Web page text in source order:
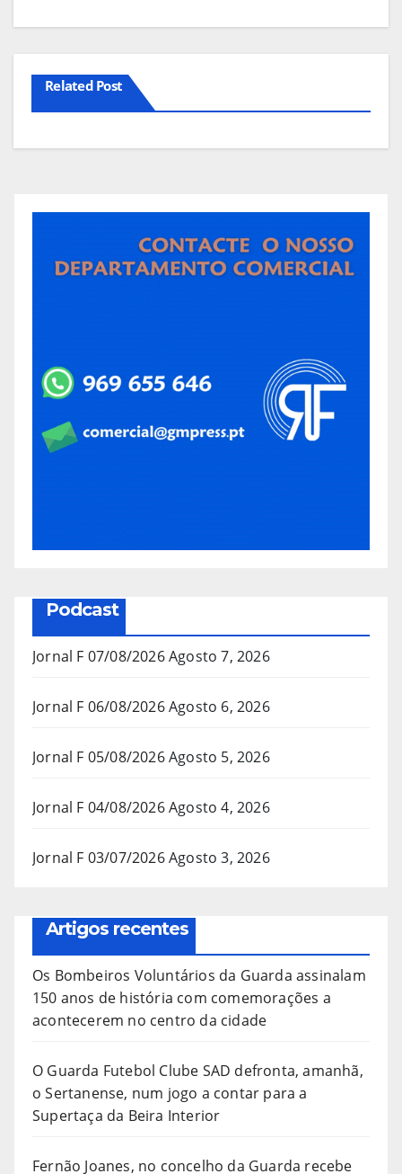
Related Post
Podcast
Jornal F 07/08/2026Agosto 7, 2026
Jornal F 06/08/2026Agosto 6, 2026
Jornal F 05/08/2026Agosto 5, 2026
Jornal F 04/08/2026Agosto 4, 2026
Jornal F 03/07/2026Agosto 3, 2026
Artigos recentes
Os Bombeiros Voluntários da Guarda assinalam
150 anos de história com comemorações a
acontecerem no centro da cidade
O Guarda Futebol Clube SAD defronta, amanhã,
o Sertanense, num jogo a contar para a
Supertaça da Beira Interior
Fernão Joanes, no concelho da Guarda recebe